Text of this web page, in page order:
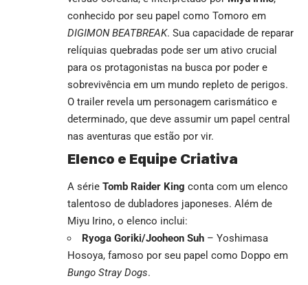
conhecido por seu papel como Tomoro em
DIGIMON BEATBREAK. Sua capacidade de reparar
relíquias quebradas pode ser um ativo crucial
para os protagonistas na busca por poder e
sobrevivência em um mundo repleto de perigos.
O trailer revela um personagem carismático e
determinado, que deve assumir um papel central
nas aventuras que estão por vir.
Elenco e Equipe Criativa
A série Tomb Raider King conta com um elenco
talentoso de dubladores japoneses. Além de
Miyu Irino, o elenco inclui:
Ryoga Goriki/Jooheon Suh – Yoshimasa
Hosoya, famoso por seu papel como Doppo em
Bungo Stray Dogs.